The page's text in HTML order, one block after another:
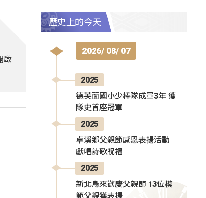
啟
歷史上的今天
2026/ 08/ 07
2025
德芙蘭國小少棒隊成軍3年 獲
隊史首座冠軍
2025
卓溪鄉父親節感恩表揚活動
獻唱詩歌祝福
2025
新北烏來歡慶父親節 13位模
範父親獲表揚